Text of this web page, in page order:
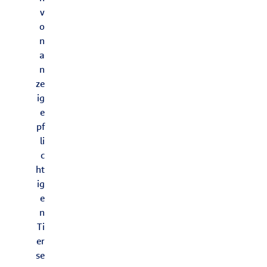
v
o
n
a
n
ze
ig
e
pf
li
c
ht
ig
e
n
Ti
er
se